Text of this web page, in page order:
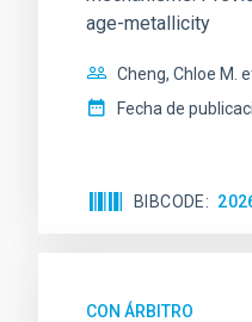
age-metallicity
Cheng, Chloe M. et
Fecha de
BIBCODE
CON ÁRBITRO